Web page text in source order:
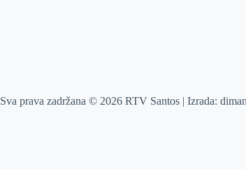
Sva prava zadržana © 2026 RTV Santos | Izrada: